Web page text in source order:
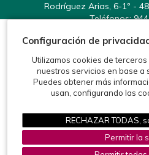
Rodríguez Arias, 6-1º -
Teléfonos:
©2026 Colegio de Enfermería de
Protección de datos
Configuración de
Utilizamos cookies de
nuestros servicios en base a
Puedes obtener más
usan, configurando las
RECHAZAR TODAS,
Permitir la